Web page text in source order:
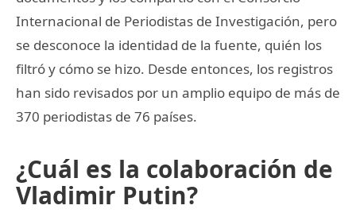
Internacional de Periodistas de Investigación, pero
se desconoce la identidad de la fuente, quién los
filtró y cómo se hizo. Desde entonces, los registros
han sido revisados por un amplio equipo de más de
370 periodistas de 76 países.
¿Cuál es la colaboración de
Vladimir Putin?